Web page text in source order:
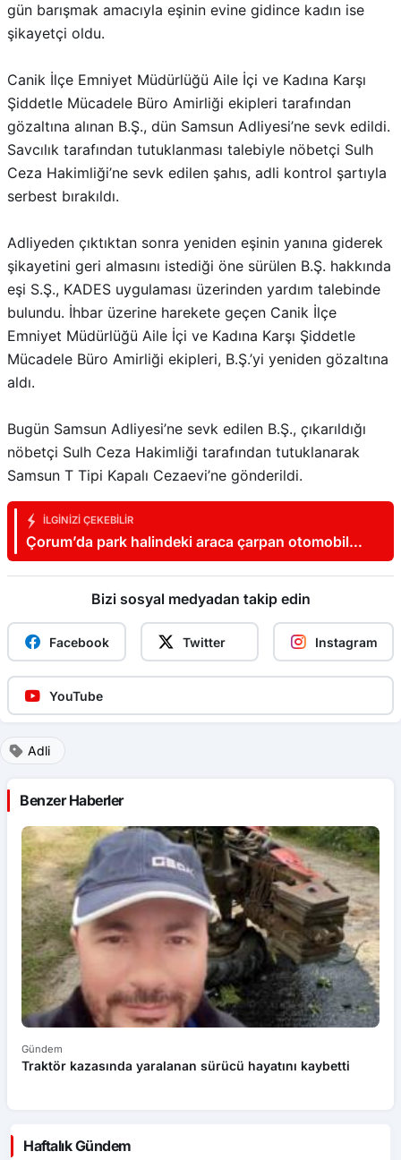
gün barışmak amacıyla eşinin evine gidince kadın ise
şikayetçi oldu.
Canik İlçe Emniyet Müdürlüğü Aile İçi ve Kadına Karşı
Şiddetle Mücadele Büro Amirliği ekipleri tarafından
gözaltına alınan B.Ş., dün Samsun Adliyesi’ne sevk edildi.
Savcılık tarafından tutuklanması talebiyle nöbetçi Sulh
Ceza Hakimliği’ne sevk edilen şahıs, adli kontrol şartıyla
serbest bırakıldı.
Adliyeden çıktıktan sonra yeniden eşinin yanına giderek
şikayetini geri almasını istediği öne sürülen B.Ş. hakkında
eşi S.Ş., KADES uygulaması üzerinden yardım talebinde
bulundu. İhbar üzerine harekete geçen Canik İlçe
Emniyet Müdürlüğü Aile İçi ve Kadına Karşı Şiddetle
Mücadele Büro Amirliği ekipleri, B.Ş.’yi yeniden gözaltına
aldı.
Bugün Samsun Adliyesi’ne sevk edilen B.Ş., çıkarıldığı
nöbetçi Sulh Ceza Hakimliği tarafından tutuklanarak
Samsun T Tipi Kapalı Cezaevi’ne gönderildi.
İLGINIZI ÇEKEBILIR
Çorum’da park halindeki araca çarpan otomobil
devrildi: O anlar kamerada
Bizi sosyal medyadan takip edin
Facebook Twitter Instagram
YouTube
Adli
Benzer Haberler
Gündem
Traktör kazasında yaralanan sürücü hayatını kaybetti
Haftalık Gündem